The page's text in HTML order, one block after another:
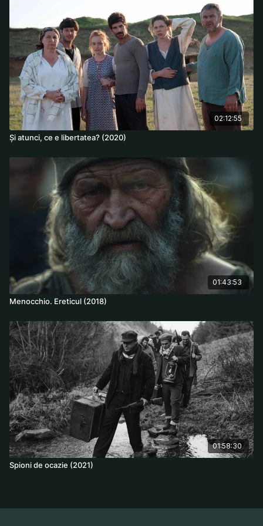
Regia: Eran Riklis
Cast:Hiam Abbass, Rona Lipaz-Michael, Ali Suliman, Doron
Tavory
02:12:55
Și atunci, ce e libertatea? (2020)
01:43:53
Menocchio. Ereticul (2018)
01:58:30
Spioni de ocazie (2021)